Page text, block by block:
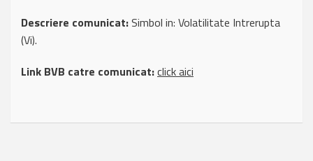
Descriere comunicat:Simbol in: Volatilitate Intrerupta
(Vi).
Link BVB catre comunicat:click aici